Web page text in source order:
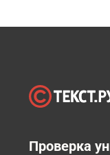
Проверка